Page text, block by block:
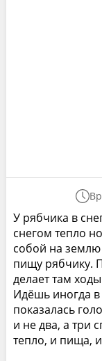
У рябчика в
снегом тепло
собой на
пищу рябчику.
делает там
Идёшь иногда
показалась
и не два, а три
тепло, и пища,